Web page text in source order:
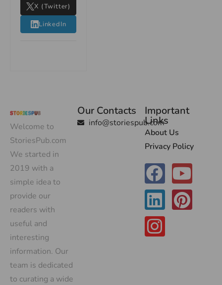
X (Twitter)
LinkedIn
Welcome to
StoriesPub.com
We started in
2019 with a
simple idea to
provide our
readers with
useful and
interesting
information. Our
team is dedicated
to curating a wide
Our Contacts
info@storiespub.com
Important
Links
About Us
Privacy Policy